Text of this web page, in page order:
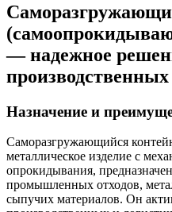
— надежное
Назначение и
Саморазгружающийся
металлическое изделие с
опрокидывания,
промышленных отходов,
сыпучих материалов. Он